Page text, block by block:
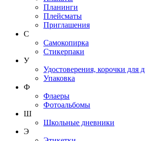
Планинги
Плейсматы
Приглашения
С
Самокопирка
Стикерпаки
У
Удостоверения, корочки для
Упаковка
Ф
Флаеры
Фотоальбомы
Ш
Школьные дневники
Э